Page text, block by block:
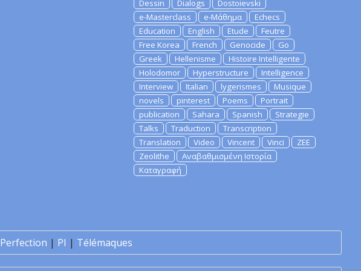
Dessin
Dialogs
Dostoievski
e-Masterclass
e-Μάθημα
Echecs
Education
English Etude
Feutre
Free Korea
French Genocide
Go
Greek
Hellenisme
Histoire Intelligente
Holodomor
Hyperstructure
Intelligence
Interview
Italian lygerismes
Musique
novels
pinterest Poems
Portrait
publication
Sahara Spanish
Strategie
Talks
Traduction
Transcription
Translation
Video Vincent Vinci
ZEE
Zeolithe
Αναβαθμισμένη Ιστορία
Καταγραφή
Perfection | PI | Télémaques